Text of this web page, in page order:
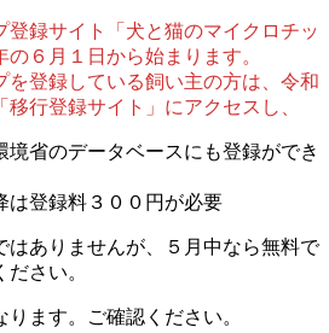
登録サイト「犬と猫のマイクロチッ
６月１日から始まります。
を登録している飼い主の方は、令和
行登録サイト」にアクセスし、
境省のデータベースにも登録ができ
登録料３００円が必要
はありませんが、５月中なら無料で
さい。
ます。ご確認ください。